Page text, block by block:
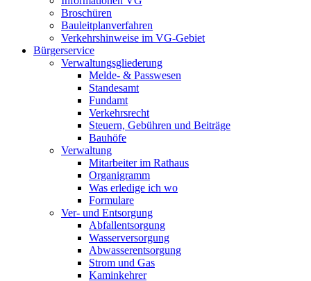
Broschüren
Bauleitplanverfahren
Verkehrshinweise im VG-Gebiet
Bürgerservice
Verwaltungsgliederung
Melde- & Passwesen
Standesamt
Fundamt
Verkehrsrecht
Steuern, Gebühren und Beiträge
Bauhöfe
Verwaltung
Mitarbeiter im Rathaus
Organigramm
Was erledige ich wo
Formulare
Ver- und Entsorgung
Abfallentsorgung
Wasserversorgung
Abwasserentsorgung
Strom und Gas
Kaminkehrer